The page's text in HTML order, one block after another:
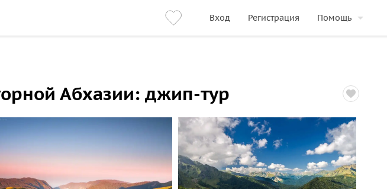
Вход Регистрация Помощь
Абхазии: джип-тур